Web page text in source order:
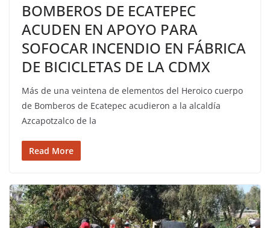
BOMBEROS DE ECATEPEC
ACUDEN EN APOYO PARA
SOFOCAR INCENDIO EN FÁBRICA
DE BICICLETAS DE LA CDMX
Más de una veintena de elementos del Heroico cuerpo
de Bomberos de Ecatepec acudieron a la alcaldía
Azcapotzalco de la
Read More